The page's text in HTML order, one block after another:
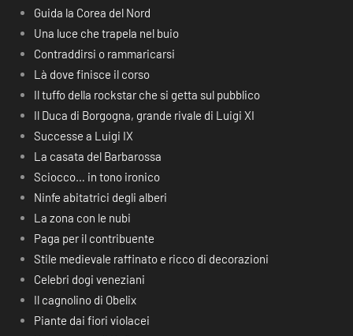
Guida la Corea del Nord
Una luce che trapela nel buio
Contraddirsi o rammaricarsi
Là dove finisce il corso
Il tuffo della rockstar che si getta sul pubblico
Il Duca di Borgogna, grande rivale di Luigi XI
Successe a Luigi IX
La casata del Barbarossa
Sciocco… in tono ironico
Ninfe abitatrici degli alberi
La zona con le nubi
Paga per il contribuente
Stile medievale raffinato e ricco di decorazioni
Celebri dogi veneziani
Il cagnolino di Obelix
Piante dai fiori violacei